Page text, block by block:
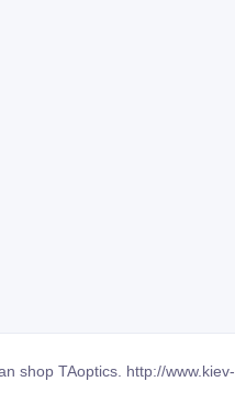
shop TAoptics. http://www.kiev-